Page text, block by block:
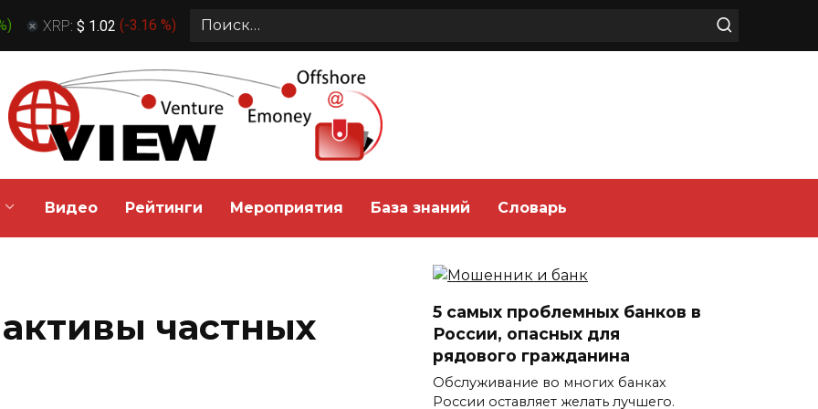
) XRP: $ 1.02 (-3.16 %)
Search
Видео Рейтинги Мероприятия База знаний Словарь
частных
5 самых проблемных банков в
России, опасных для
рядового гражданина
Обслуживание во многих банках
России оставляет желать лучшего.